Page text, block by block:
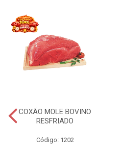
COXÃO MOLE BOVINO
RESFRIADO
Código: 1202